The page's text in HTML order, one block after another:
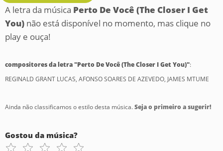
A letra da música Perto De Você (The Closer I Get
You) não está disponível no momento, mas clique no
play e ouça!
compositores da letra "Perto De Você (The Closer I Get You)":
REGINALD GRANT LUCAS, AFONSO SOARES DE AZEVEDO, JAMES MTUME
Ainda não classificamos o estilo desta música.Seja o primeiro a sugerir!
Gostou da música?